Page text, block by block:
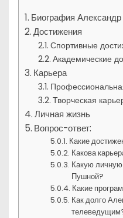
Биография
Достижения
Спортивные
Академические
Карьера
Творческая
Личная жизнь
Вопрос-ответ:
Какие
Какова
Какую
Пушной?
Какие
Как долго